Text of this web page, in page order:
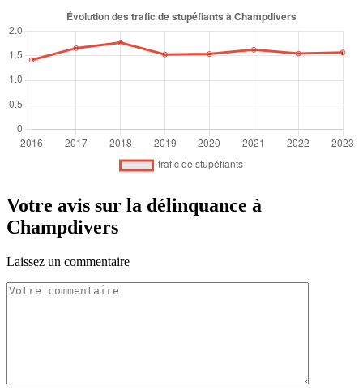
Votre avis sur la délinquance à
Champdivers
Laissez un commentaire